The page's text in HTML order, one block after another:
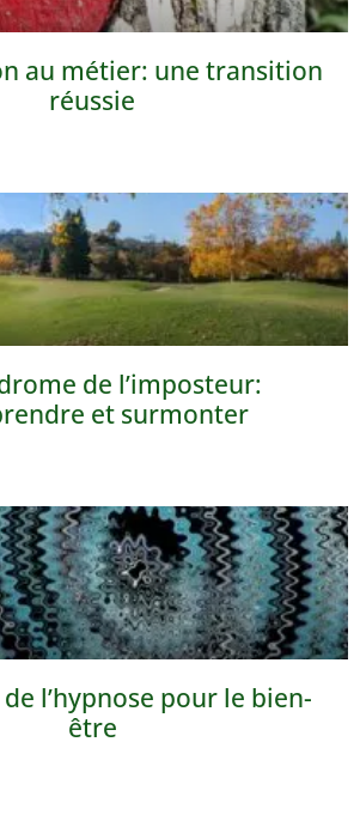
au métier: une transition
réussie
de l’imposteur:
et surmonter
l’hypnose pour le bien-
être